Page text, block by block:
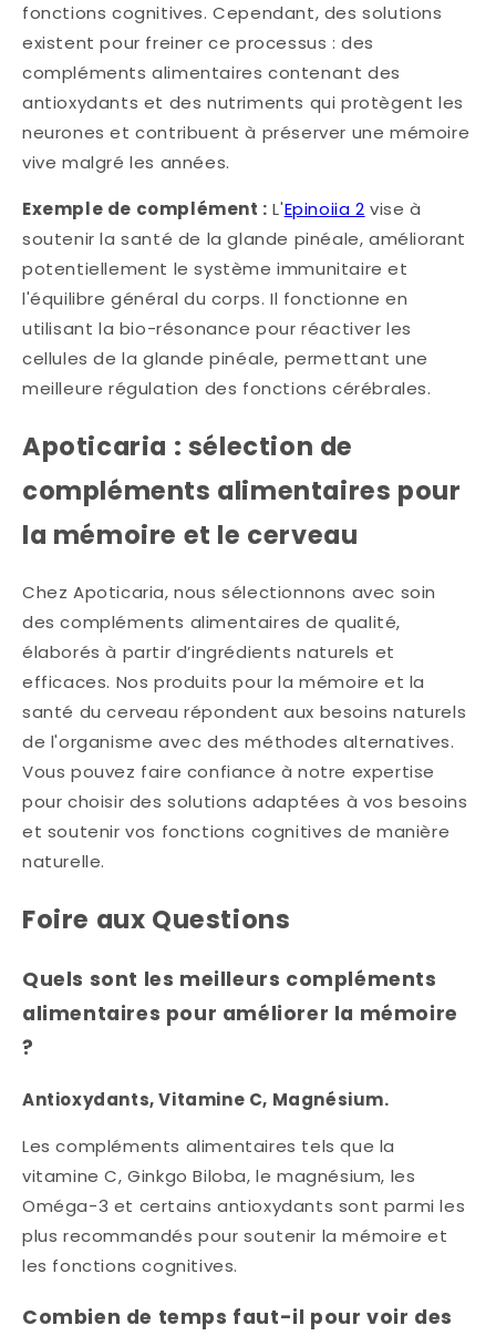
fonctions cognitives. Cependant, des solutions
existent pour freiner ce processus : des
compléments alimentaires contenant des
antioxydants et des nutriments qui protègent les
neurones et contribuent à préserver une mémoire
vive malgré les années.
Exemple de complément : L'Epinoiia 2 vise à
soutenir la santé de la glande pinéale, améliorant
potentiellement le système immunitaire et
l'équilibre général du corps. Il fonctionne en
utilisant la bio-résonance pour réactiver les
cellules de la glande pinéale, permettant une
meilleure régulation des fonctions cérébrales.
Apoticaria : sélection de
compléments alimentaires pour
la mémoire et le cerveau
Chez Apoticaria, nous sélectionnons avec soin
des compléments alimentaires de qualité,
élaborés à partir d’ingrédients naturels et
efficaces. Nos produits pour la mémoire et la
santé du cerveau répondent aux besoins naturels
de l'organisme avec des méthodes alternatives.
Vous pouvez faire confiance à notre expertise
pour choisir des solutions adaptées à vos besoins
et soutenir vos fonctions cognitives de manière
naturelle.
Foire aux Questions
Quels sont les meilleurs compléments
alimentaires pour améliorer la mémoire
?
Antioxydants, Vitamine C, Magnésium.
Les compléments alimentaires tels que la
vitamine C, Ginkgo Biloba, le magnésium, les
Oméga-3 et certains antioxydants sont parmi les
plus recommandés pour soutenir la mémoire et
les fonctions cognitives.
Combien de temps faut-il pour voir des